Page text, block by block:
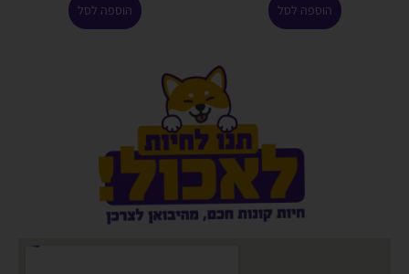
הוספה לסל הוספה לסל